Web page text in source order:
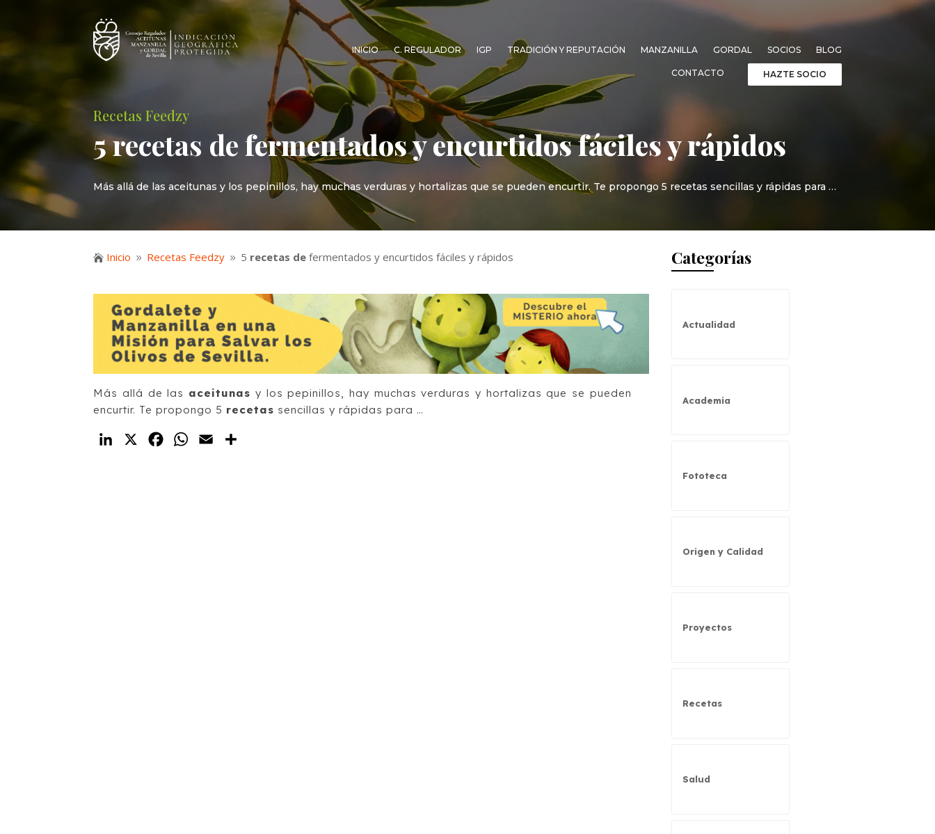
INICIO C. REGULADOR IGP TRADICIÓN Y REPUTACIÓN MANZANILLA GORDAL SOCIOS BLOG
CONTACTO HAZTE SOCIO
Recetas Feedzy
5recetas defermentados y encurtidos fáciles y rápidos
Más allá de las aceitunas y los pepinillos, hay muchas verduras y hortalizas que se pueden encurtir. Te propongo 5 recetas sencillas y rápidas para …
 Inicio 9 Recetas Feedzy 9 5 recetas de fermentados y encurtidos fáciles y rápidos
Más allá de las aceitunas y los pepinillos, hay muchas verduras y hortalizas que se pueden
encurtir. Te propongo 5 recetas sencillas y rápidas para …
LinkedIn
X FacebookWhatsApp
Email
Categorías
Actualidad
Academia
Fototeca
Origen y Calidad
Proyectos
Recetas
Salud